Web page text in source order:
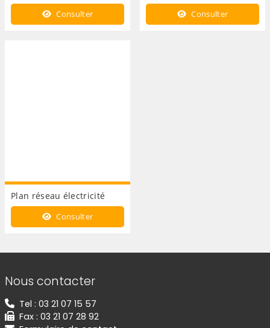
Consulter Consulter
Plan réseau électricité
Consulter
Informations de contact
Nous contacter
Tel : 03 21 07 15 57
Fax : 03 21 07 28 92